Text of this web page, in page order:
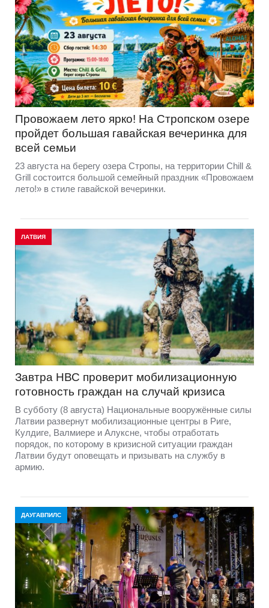
Провожаем лето ярко! На Стропском озере
пройдет большая гавайская вечеринка для
всей семьи
23 августа на берегу озера Стропы, на территории Chill &
Grill состоится большой семейный праздник «Провожаем
лето!» в стиле гавайской вечеринки.
ЛАТВИЯ
Завтра НВС проверит мобилизационную
готовность граждан на случай кризиса
В субботу (8 августа) Национальные вооружённые силы
Латвии развернут мобилизационные центры в Риге,
Кулдиге, Валмиере и Алуксне, чтобы отработать
порядок, по которому в кризисной ситуации граждан
Латвии будут оповещать и призывать на службу в
армию.
ДАУГАВПИЛС